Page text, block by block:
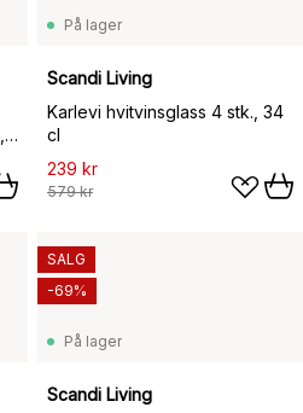
På lager
Scandi Living
Karlevi hvitvinsglass 4 stk., 34
cl
239 kr
579 kr
På lager
Scandi Living
SALG
-69%